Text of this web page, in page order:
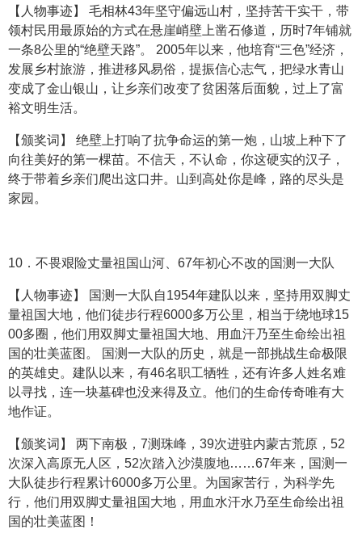
【人物事迹】 毛相林43年坚守偏远山村，坚持苦干实干，带
领村民用最原始的方式在悬崖峭壁上凿石修道，历时7年铺就
一条8公里的“绝壁天路”。 2005年以来，他培育“三色”经济，
发展乡村旅游，推进移风易俗，提振信心志气，把绿水青山
变成了金山银山，让乡亲们改变了贫困落后面貌，过上了富
裕文明生活。
【颁奖词】 绝壁上打响了抗争命运的第一炮，山坡上种下了
向往美好的第一棵苗。不信天，不认命，你这硬实的汉子，
终于带着乡亲们爬出这口井。山到高处你是峰，路的尽头是
家园。
10．不畏艰险丈量祖国山河、67年初心不改的国测一大队
【人物事迹】 国测一大队自1954年建队以来，坚持用双脚丈
量祖国大地，他们徒步行程6000多万公里，相当于绕地球15
00多圈，他们用双脚丈量祖国大地、用血汗乃至生命绘出祖
国的壮美蓝图。 国测一大队的历史，就是一部挑战生命极限
的英雄史。建队以来，有46名职工牺牲，还有许多人姓名难
以寻找，连一块墓碑也没来得及立。他们的生命传奇唯有大
地作证。
【颁奖词】 两下南极，7测珠峰，39次进驻内蒙古荒原，52
次深入高原无人区，52次踏入沙漠腹地……67年来，国测一
大队徒步行程累计6000多万公里。为国家苦行，为科学先
行，他们用双脚丈量祖国大地，用血水汗水乃至生命绘出祖
国的壮美蓝图！